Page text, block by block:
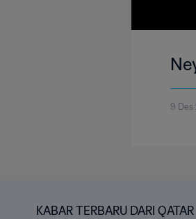
9 Des
KABAR TERBARU DARI QATAR